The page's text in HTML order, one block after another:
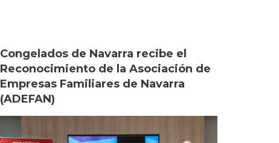
Congelados de Navarra recibe el
Reconocimiento de la Asociación de
Empresas Familiares de Navarra
(ADEFAN)